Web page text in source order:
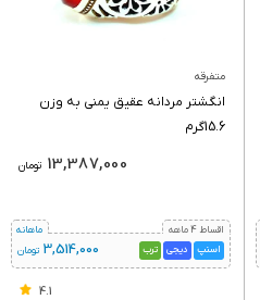
متفرقه
انگشتر مردانه عقیق یمنی به وزن
15.6گرم
تومان 13,387,000
اقساط 4 ماهه
اسنپ
دیجی ترب 3,514,000 تومان
ماهانه
4.1